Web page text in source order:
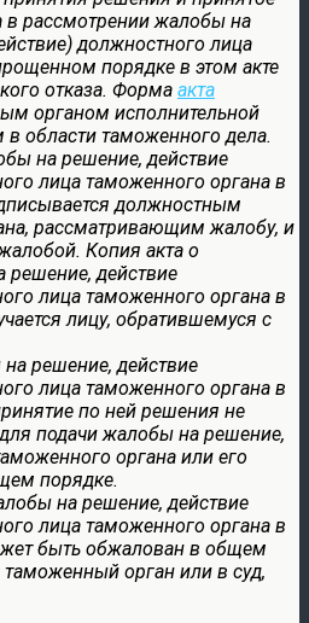
в рассмотрении жалобы на
должностного лица
порядке в этом акте
отказа. Форма акта
органом исполнительной
области таможенного дела.
на решение, действие
лица таможенного органа в
должностным
рассматривающим жалобу, и
Копия акта о
действие
лица таможенного органа в
лицу, обратившемуся с
решение, действие
лица таможенного органа в
по ней решения не
подачи жалобы на решение,
органа или его
порядке.
на решение, действие
лица таможенного органа в
быть обжалован в общем
орган или в суд,